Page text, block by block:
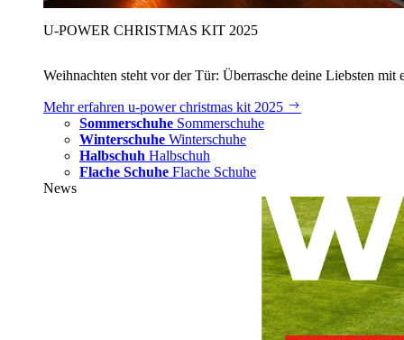
U‑POWER CHRISTMAS KIT 2025
Weihnachten steht vor der Tür: Überrasche deine Liebsten
Mehr erfahren u‑power christmas kit 2025
Sommerschuhe Sommerschuhe
Winterschuhe Winterschuhe
Halbschuh Halbschuh
Flache Schuhe Flache Schuhe
News